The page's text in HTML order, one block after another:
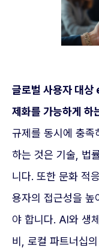
글로벌 사용자 대상
제화를 가능하게 하
규제를 동시에 충족
하는 것은 기술, 법
니다. 또한 문화 적
용자의 접근성을 높
야 합니다. AI와 생
비, 로컬 파트너십